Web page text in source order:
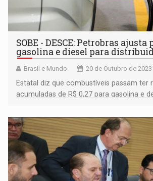
SOBE - DESCE: Petrobras ajusta
gasolina e diesel para
Brasil e Mundo 20 de Outubro de
Estatal diz que combustíveis passam ter
acumuladas de R$ 0,27 para gasolina e